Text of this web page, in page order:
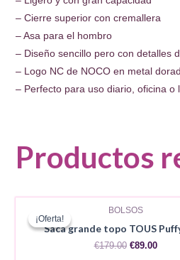
– Cierre superior con cremallera
– Asa para el hombro
– Diseño sencillo pero con detalles
– Logo NC de NOCO en metal
– Perfecto para uso diario, oficina o
Productos
¡Oferta!
¡Oferta!
BOLSOS
Saca grande topo TOUS
€179.00 El
€89.00El